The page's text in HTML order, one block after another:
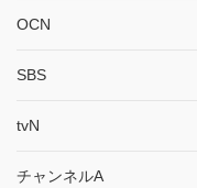
OCN
SBS
tvN
チャンネルA